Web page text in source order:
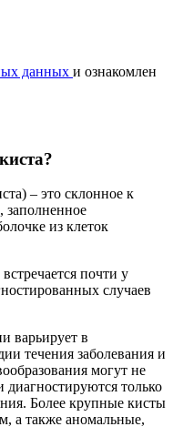
данных и ознакомлен
– это склонное к
заполненное
из клеток
почти у
случаев
варьирует в
течения заболевания и
могут не
диагностируются только
Более крупные кисты
а также аномальные,